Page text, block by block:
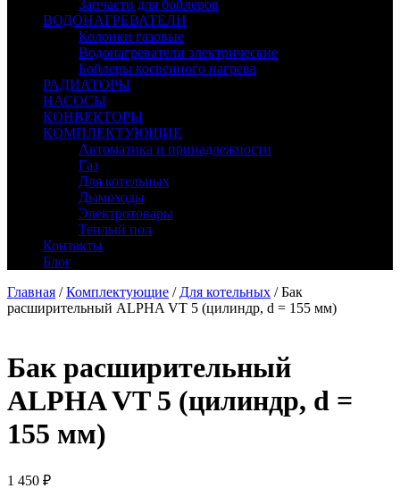
Запчасти для бойлеров
ВОДОНАГРЕВАТЕЛИ
Колонки газовые
Водонагреватели электрические
Бойлеры косвенного нагрева
РАДИАТОРЫ
НАСОСЫ
КОНВЕКТОРЫ
КОМПЛЕКТУЮЩИЕ
Автоматика и принадлежности
Газ
Для котельных
Дымоходы
Электротовары
Теплый пол
Контакты
Блог
Главная /Комплектующие / Для котельных / Бак
расширительный ALPHA VT 5 (цилиндр, d = 155 мм)
Бак расширительный
ALPHA VT 5 (цилиндр, d =
155 мм)
1 450 ₽